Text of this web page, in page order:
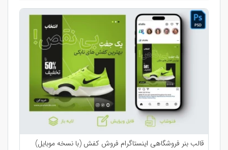
قالب بنر فروشگاهی اینستاگرام فروش کفش (با نسخه موبایل)